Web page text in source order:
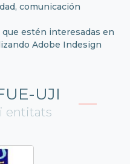
comunicación
que estén interesadas en
Adobe Indesign
UJI
entitats